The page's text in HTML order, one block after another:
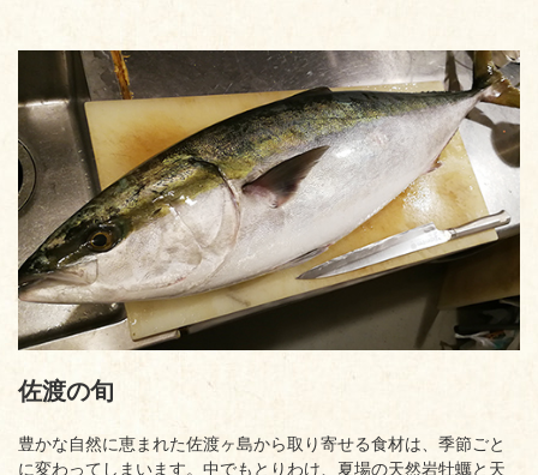
佐渡の旬
豊かな自然に恵まれた佐渡ヶ島から取り寄せる食材は、季節ごと
に変わってしまいます。中でもとりわけ、夏場の天然岩牡蠣と天